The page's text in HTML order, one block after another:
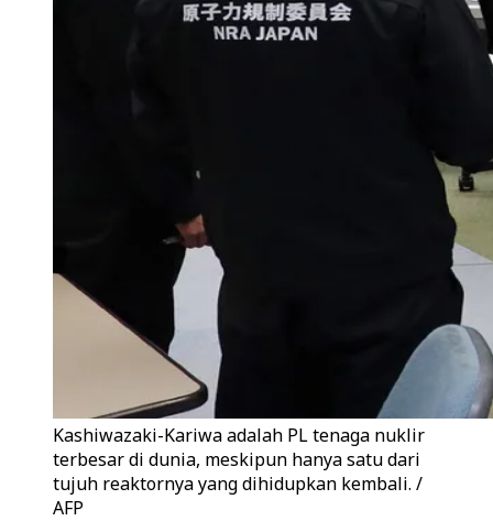
Kashiwazaki-Kariwa adalah PL tenaga nuklir
terbesar di dunia, meskipun hanya satu dari
tujuh reaktornya yang dihidupkan kembali. /
AFP